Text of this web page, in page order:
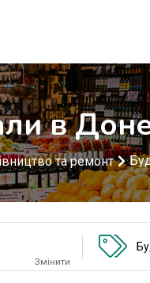
в
та ремонт
Змінити